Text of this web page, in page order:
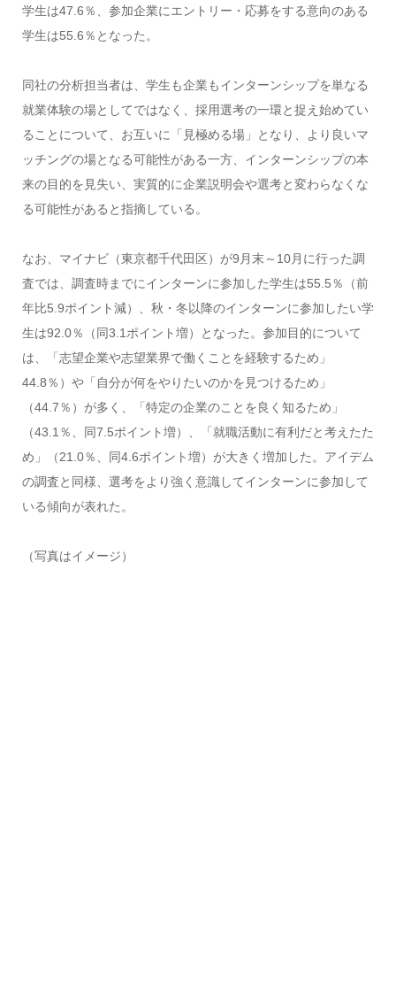
学生は47.6％、参加企業にエントリー・応募をする意向のある
学生は55.6％となった。
同社の分析担当者は、学生も企業もインターンシップを単なる
就業体験の場としてではなく、採用選考の一環と捉え始めてい
ることについて、お互いに「見極める場」となり、より良いマ
ッチングの場となる可能性がある一方、インターンシップの本
来の目的を見失い、実質的に企業説明会や選考と変わらなくな
る可能性があると指摘している。
なお、マイナビ（東京都千代田区）が9月末～10月に行った調
査では、調査時までにインターンに参加した学生は55.5％（前
年比5.9ポイント減）、秋・冬以降のインターンに参加したい学
生は92.0％（同3.1ポイント増）となった。参加目的について
は、「志望企業や志望業界で働くことを経験するため」
44.8％）や「自分が何をやりたいのかを見つけるため」
（44.7％）が多く、「特定の企業のことを良く知るため」
（43.1％、同7.5ポイント増）、「就職活動に有利だと考えたた
め」（21.0％、同4.6ポイント増）が大きく増加した。アイデム
の調査と同様、選考をより強く意識してインターンに参加して
いる傾向が表れた。
（写真はイメージ）